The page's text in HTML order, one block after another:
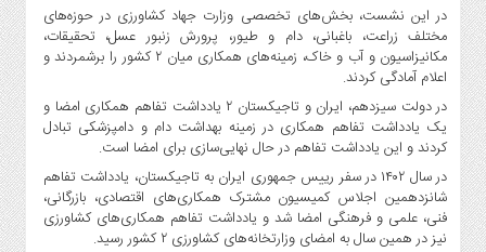
در این نشست، بخش‌های تخصصی وزارت جهاد کشاورزی در حوزه‌های
مختلف زراعت، باغبانی، دام و طیور، پرورش زنبور عسل، تحقیقات،
مکانیزاسیون و آب و خاک، زمینه‌های همکاری میان ۲ کشور را برشمردند و
اعلام آمادگی کردند.
در دولت سیزدهم، ایران و تاجیکستان ۲ یادداشت تفاهم همکاری امضا و
یک یادداشت تفاهم همکاری در زمینه بهداشت دام و دامپزشکی تبادل
کردند و این یادداشت تفاهم در حال نهایی‌سازی برای امضا است.
در سال ۱۴۰۲ در سفر رییس جمهوری ایران به تاجیکستان، یادداشت تفاهم
شانزدهمین اجلاس کمیسیون مشترک همکاری‌های اقتصادی، بازرگانی،
فنی، علمی و فرهنگی امضا شد و یادداشت تفاهم همکاری‌های کشاورزی
نیز در همین سال به امضای وزارتخانه‌های کشاورزی ۲ کشور رسید.